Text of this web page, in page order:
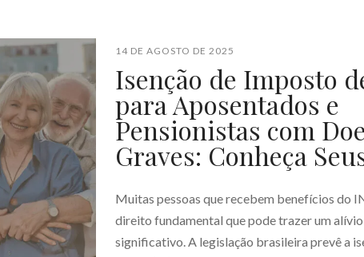
14 DE AGOSTO DE 2025
Isenção de Imposto
para Aposentados e
Pensionistas com
Graves: Conheça
Muitas pessoas que recebem benefícios do
direito fundamental que pode trazer um
significativo. A legislação brasileira prevê a